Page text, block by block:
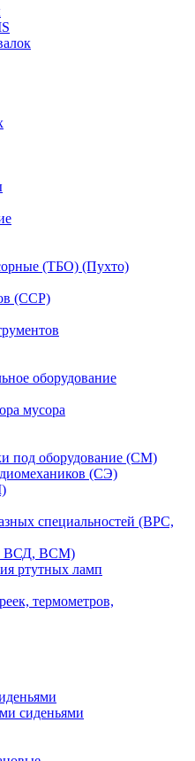
(ТБО) (Пухто)
(ССР)
оборудование
мусора
под оборудование (СМ)
(СЭ)
специальностей (ВРС,
ВСД, ВСМ)
ртутных ламп
термометров,
сиденьями